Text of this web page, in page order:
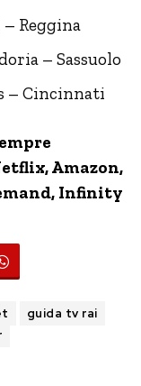
Reggina
– Sassuolo
– Cincinnati
Amazon,
Infinity
guida tv rai